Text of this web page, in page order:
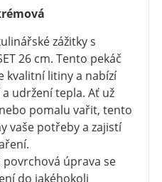
zážitky s
26 cm. Tento pekáč
kvalitní litiny a nabízí
udržení tepla. Ať už
pomalu vařit, tento
vaše potřeby a zajistí
úprava se
do jakéhokoli